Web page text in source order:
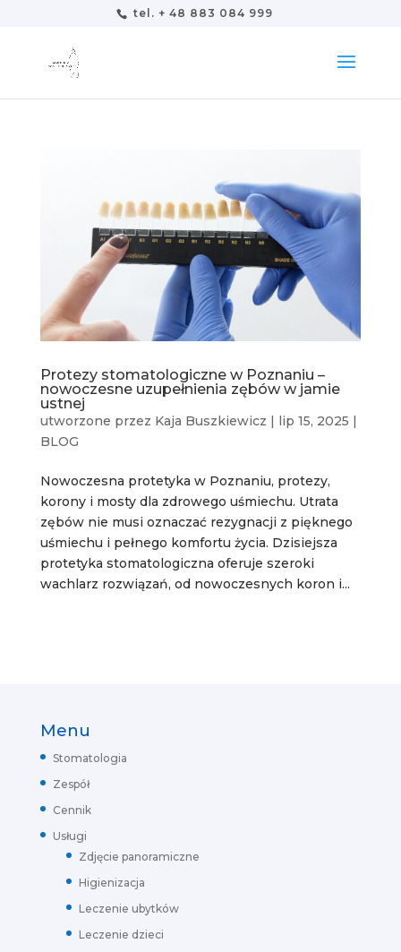
tel. + 48 883 084 999
Protezy stomatologiczne w Poznaniu –
nowoczesne uzupełnienia zębów w jamie
ustnej
utworzone przez Kaja Buszkiewicz | lip 15, 2025 |
BLOG
Nowoczesna protetyka w Poznaniu, protezy,
korony i mosty dla zdrowego uśmiechu. Utrata
zębów nie musi oznaczać rezygnacji z pięknego
uśmiechu i pełnego komfortu życia. Dzisiejsza
protetyka stomatologiczna oferuje szeroki
wachlarz rozwiązań, od nowoczesnych koron i...
Menu
Stomatologia
Zespół
Cennik
Usługi
Zdjęcie panoramiczne
Higienizacja
Leczenie ubytków
Leczenie dzieci